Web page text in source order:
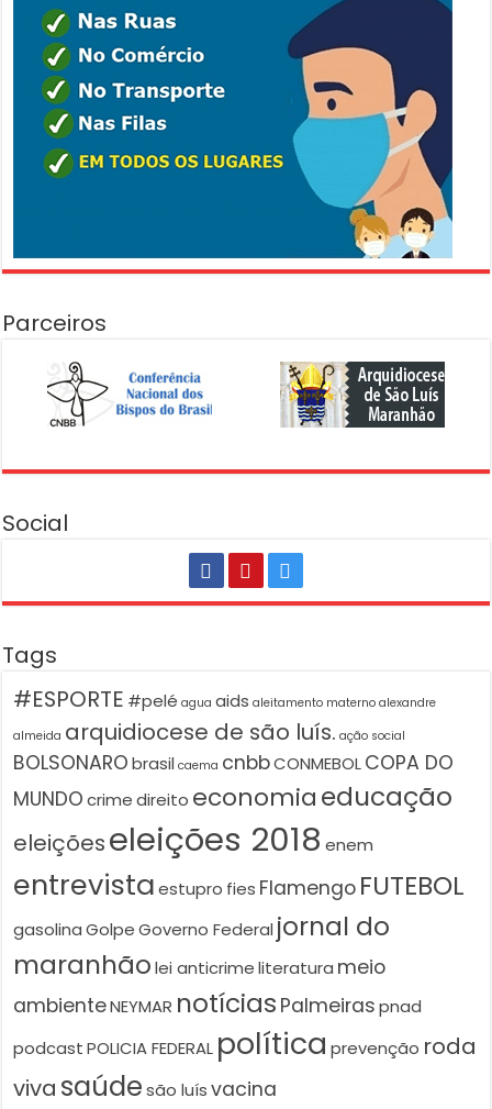
Parceiros
Social
Tags
#ESPORTE #pelé agua aids aleitamento materno alexandre
almeida arquidiocese de são luís. ação social
BOLSONARO brasil caema cnbbCONMEBOLCOPA DO
MUNDO crime direito economiaeducação
eleiçõeseleições 2018 enem
entrevista estupro fies Flamengo FUTEBOL
gasolina Golpe Governo Federal jornal do
maranhão lei anticrime literatura meio
ambienteNEYMAR notícias Palmeiras pnad
podcast POLICIA FEDERAL política prevenção roda
viva saúde são luís vacina